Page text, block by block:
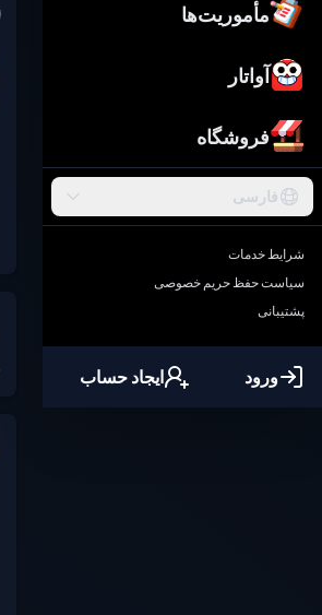
مأموریت‌ها
آواتار
فروشگاه
فارسی
شرایط خدمات
سیاست حفظ حریم خصوصی
پشتیبانی
ورود ایجاد حساب